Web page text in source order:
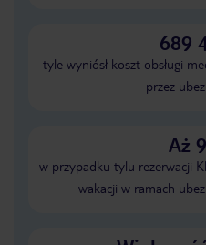
689
tyle wyniósł koszt obsługi
przez
Aż
w przypadku tylu rezerwacji
wakacji w ramach